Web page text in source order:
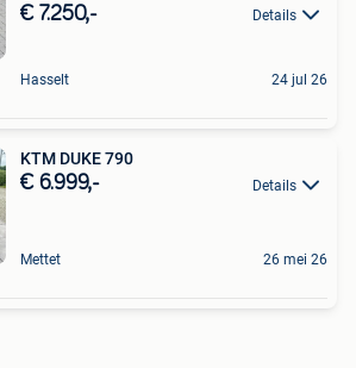
€ 7.250,- Details
Hasselt 24 jul 26
KTM DUKE 790
€ 6.999,- Details
Mettet 26 mei 26